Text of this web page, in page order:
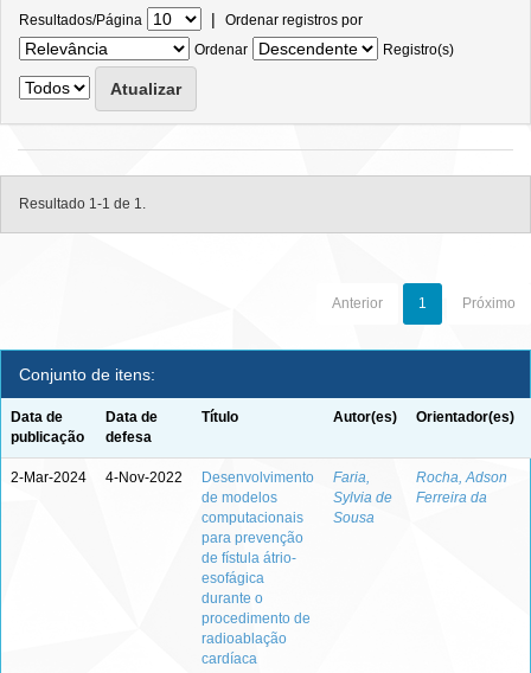
Resultados/Página | Ordenar registros por
Ordenar
Registro(s)
Resultado 1-1 de 1.
Anterior 1 Próximo
Conjunto de itens:
Data de
publicação
Data de
defesa
Título Autor(es) Orientador(es)
2-Mar-2024 4-Nov-2022
Desenvolvimento
de modelos
computacionais
para prevenção
de fístula átrio-
esofágica
durante o
procedimento de
radioablação
cardíaca
Faria,
Sylvia de
Sousa
Rocha, Adson
Ferreira da